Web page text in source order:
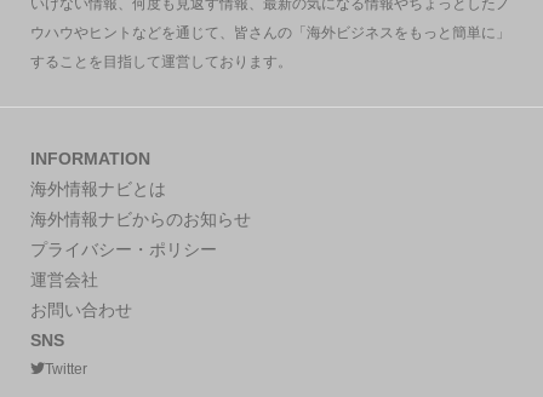
ウハウやヒントなどを通じて、皆さんの「海外ビジネスをもっと簡単に」
することを目指して運営しております。
INFORMATION
海外情報ナビとは
海外情報ナビからのお知らせ
プライバシー・ポリシー
運営会社
お問い合わせ
SNS
Twitter